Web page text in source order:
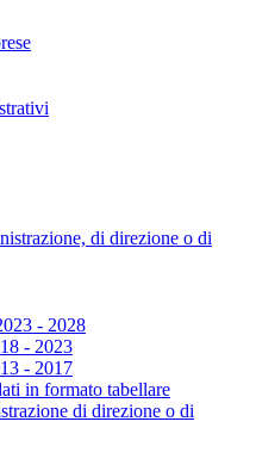
di direzione o di
- 2028
- 2023
- 2017
in formato tabellare
di direzione o di